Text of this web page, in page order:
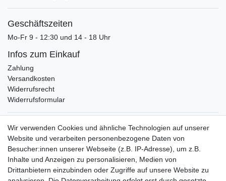
Geschäftszeiten
Mo-Fr 9 - 12:30 und 14 - 18 Uhr
Infos zum Einkauf
Zahlung
Versandkosten
Widerrufsrecht
Widerrufsformular
Verpackungslizenz
bei der Landbell AG
Zahlungsarten
Vorabüberweisung
Rechnungskauf
Wir verwenden Cookies und ähnliche Technologien auf unserer
Website und verarbeiten personenbezogene Daten von
Besucher:innen unserer Webseite (z.B. IP-Adresse), um z.B.
Inhalte und Anzeigen zu personalisieren, Medien von
Drittanbietern einzubinden oder Zugriffe auf unsere Website zu